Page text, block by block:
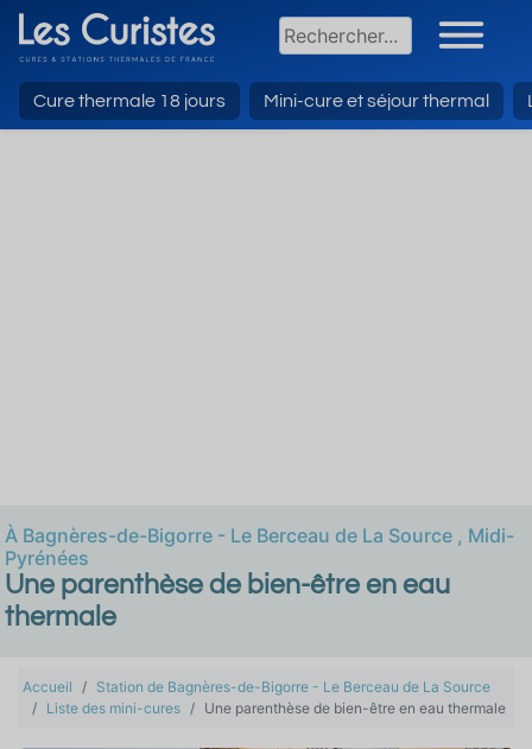
Cure thermale 18 jours Mini-cure et séjour thermal
À Bagnères-de-Bigorre - Le Berceau de La Source , Midi-
Pyrénées
Une parenthèse de bien-être en eau
thermale
Accueil
Station de Bagnères-de-Bigorre - Le Berceau de La Source
Liste des mini-cures
Une parenthèse de bien-être en eau thermale